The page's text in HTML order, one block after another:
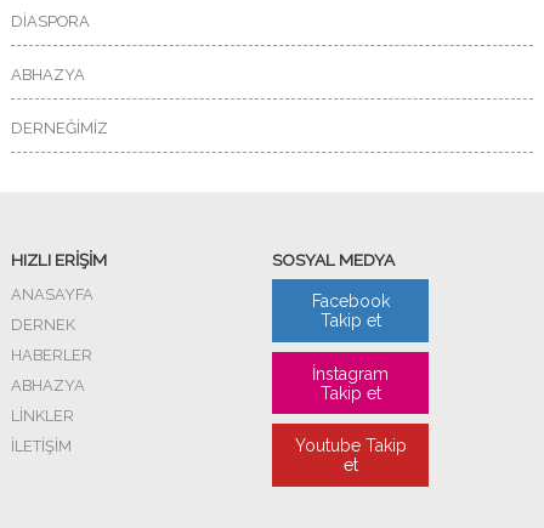
DİASPORA
ABHAZYA
DERNEĞİMİZ
HIZLI ERİŞİM
ANASAYFA
DERNEK
HABERLER
ABHAZYA
LİNKLER
İLETİŞİM
SOSYAL MEDYA
Facebook
Takip et
İnstagram
Takip et
Youtube Takip
et